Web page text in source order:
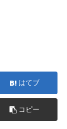
はてブ
コピー